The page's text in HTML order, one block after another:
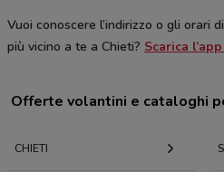
Vuoi conoscere l’indirizzo o gli orari
più vicino a te a Chieti? Scarica
Offerte volantini e cataloghi
CHIETI